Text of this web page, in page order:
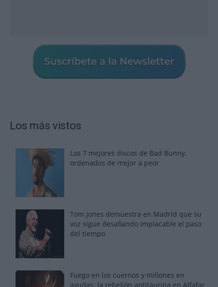
Los más vistos
Los 7 mejores discos de Bad Bunny,
ordenados de mejor a peor
Tom Jones demuestra en Madrid que su
voz sigue desafiando implacable el paso
del tiempo
Fuego en los cuernos y millones en
ayudas: la rebelión antitaurina en Alfafar